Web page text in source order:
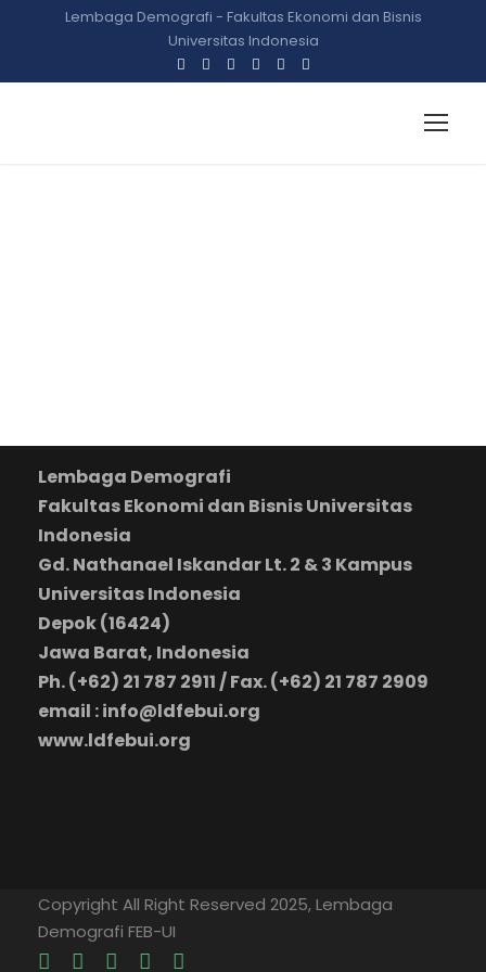
Lembaga Demografi - Fakultas Ekonomi dan Bisnis
Universitas Indonesia
Lembaga Demografi
Fakultas Ekonomi dan Bisnis Universitas
Indonesia
Gd. Nathanael Iskandar Lt. 2 & 3 Kampus
Universitas Indonesia
Depok (16424)
Jawa Barat, Indonesia
Ph. (+62) 21 787 2911 / Fax. (+62) 21 787 2909
email : info@ldfebui.org
www.ldfebui.org
Copyright All Right Reserved 2025, Lembaga
Demografi FEB-UI